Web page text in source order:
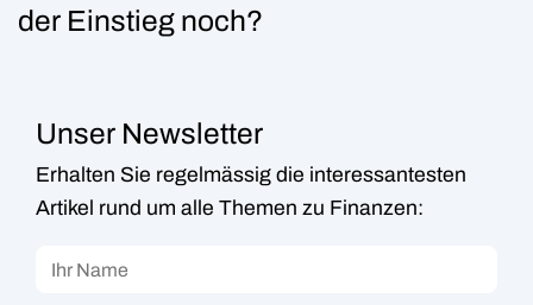
der Einstieg noch?
Unser Newsletter
Erhalten Sie regelmässig die interessantesten
Artikel rund um alle Themen zu Finanzen: